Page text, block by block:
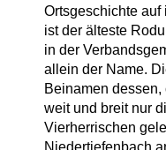
Ortsgeschichte auf
ist der älteste
in der
allein der Name.
Beinamen
weit und breit nur
Vierherrischen
Niedertiefenbach